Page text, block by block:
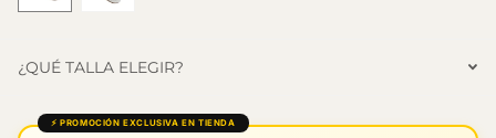
¿QUÉ TALLA ELEGIR?
⚡ PROMOCIÓN EXCLUSIVA EN TIENDA